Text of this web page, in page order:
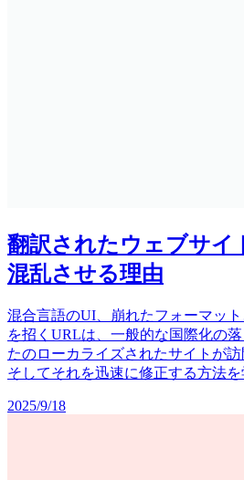
翻訳されたウェブサイ
混乱させる理由
混合言語のUI、崩れたフォーマッ
を招くURLは、一般的な国際化の
たのローカライズされたサイトが訪
そしてそれを迅速に修正する方法を
2025/9/18